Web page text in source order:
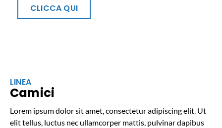
CLICCA QUI
LINEA
Camici
Lorem ipsum dolor sit amet, consectetur adipiscing elit. Ut
elit tellus, luctus nec ullamcorper mattis, pulvinar dapibus